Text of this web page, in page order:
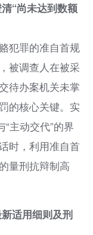
“尚未达到数额
犯罪的准自首规
被调查人在被采
待办案机关未掌
的核心关键。实
主动交代”的界
时，利用准自首
量刑抗辩制高
适用细则及刑